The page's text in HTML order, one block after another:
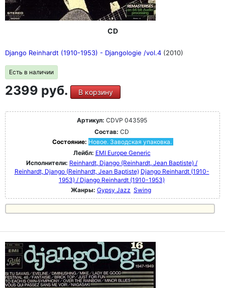
CD
Django Reinhardt (1910-1953) - Djangologie /vol.4 (2010)
Есть в наличии
2399 руб. В корзину
Артикул: CDVP 043595
Состав: CD
Состояние: Новое. Заводская упаковка.
Лейбл: EMI Europe Generic
Исполнители: Reinhardt, Django (Reinhardt, Jean Baptiste) /
Reinhardt, Django (Reinhardt, Jean Baptiste) Django Reinhardt (1910-
1953) / Django Reinhardt (1910-1953)
Жанры: Gypsy Jazz Swing